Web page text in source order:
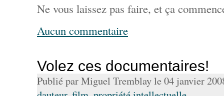
Ne vous laissez pas faire, et ça
Aucun commentaire
Volez ces documentaires!
Publié par Miguel Tremblay le 04 janvier